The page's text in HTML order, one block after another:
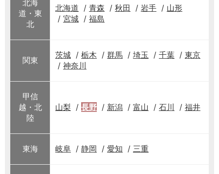
北海
道・東
北
北海道 青森 秋田 岩手
山形
宮城
福島
関東
茨城 栃木 群馬 埼玉 千葉
東京
神奈川
甲信
越・北
陸
山梨 長野 新潟 富山 石川 福井
東海 岐阜 静岡 愛知 三重